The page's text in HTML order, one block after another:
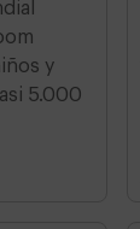
y
5.000